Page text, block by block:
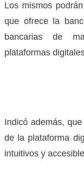
Los mismos
que ofrece la
bancarias de
plataformas
Indicó además,
de la plataforma
intuitivos y